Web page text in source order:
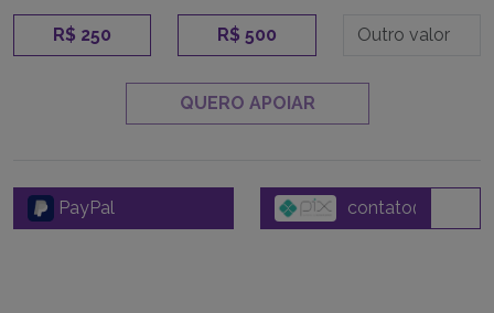
R$ 250 R$ 500
QUERO APOIAR
PayPal